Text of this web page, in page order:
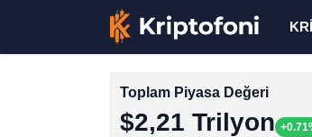
Toplam Piyasa Değeri
$2,21 Trilyon